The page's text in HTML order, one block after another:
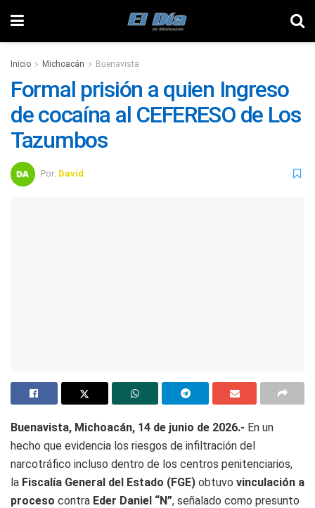
Inicio Michoacán Buenavista
Formal prisión a quien Ingreso
de cocaína al CEFERESO de Los
Tazumbos
Por: David
Buenavista, Michoacán, 14 de junio de 2026.- En un
hecho que evidencia los riesgos de infiltración del
narcotráfico incluso dentro de los centros penitenciarios,
la Fiscalía General del Estado (FGE) obtuvo vinculación a
proceso contra Eder Daniel “N”, señalado como presunto